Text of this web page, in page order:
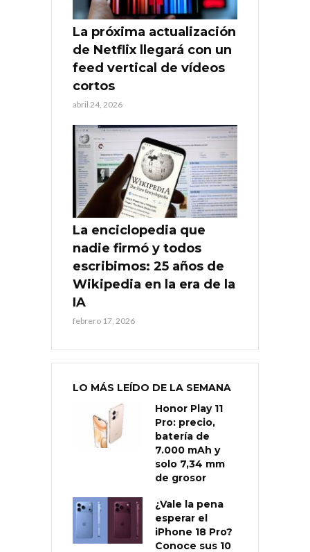
La próxima actualización
de Netflix llegará con un
feed vertical de vídeos
cortos
abril 24, 2026
La enciclopedia que
nadie firmó y todos
escribimos: 25 años de
Wikipedia en la era de la
IA
febrero 17, 2026
LO MÁS LEÍDO DE LA SEMANA
Honor Play 11
Pro: precio,
batería de
7.000 mAh y
solo 7,34 mm
de grosor
¿Vale la pena
esperar el
iPhone 18 Pro?
Conoce sus 10